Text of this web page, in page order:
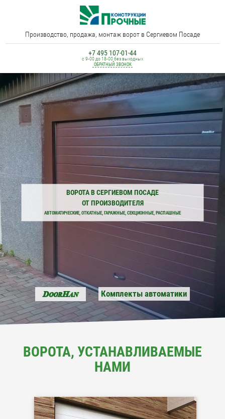
Производство, продажа, монтаж ворот в Сергиевом Посаде
+7 495 107-01-44
с 9-00 до 18-00 без выходных
ОБРАТНЫЙ ЗВОНОК
ВОРОТА В СЕРГИЕВОМ ПОСАДЕ
ОТ ПРОИЗВОДИТЕЛЯ
АВТОМАТИЧЕСКИЕ, ОТКАТНЫЕ, ГАРАЖНЫЕ, СЕКЦИОННЫЕ, РАСПАШНЫЕ
DOORHAN Комплекты автоматики
ВОРОТА, УСТАНАВЛИВАЕМЫЕ
НАМИ